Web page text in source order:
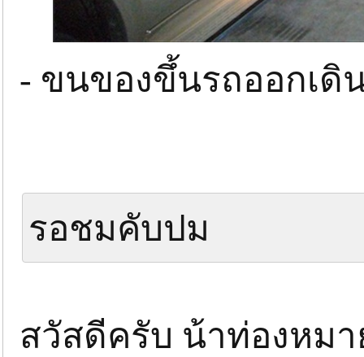
- ขนของขึ้นรถออกเดิ
รอชมคับปม
สวัสดีครับ น้าท่องหมา